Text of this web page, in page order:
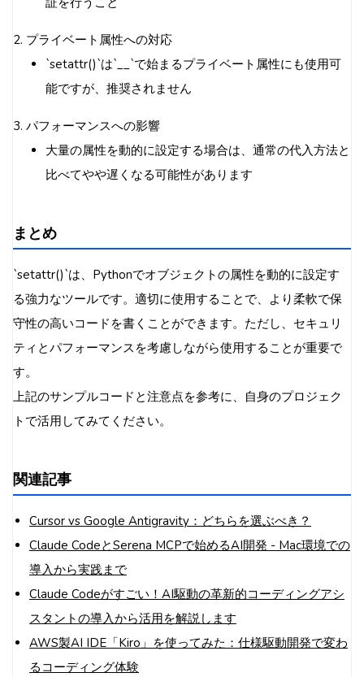
2. プライベート属性への対応
`setattr()`は`__`で始まるプライベート属性にも使用可
能ですが、推奨されません
3. パフォーマンスへの影響
大量の属性を動的に設定する場合は、通常の代入方法と
比べてやや遅くなる可能性があります
まとめ
`setattr()`は、Pythonでオブジェクトの属性を動的に設定す
る強力なツールです。適切に使用することで、より柔軟で保
守性の高いコードを書くことができます。ただし、セキュリ
ティとパフォーマンスを考慮しながら使用することが重要で
す。
上記のサンプルコードと注意点を参考に、自身のプロジェク
トで活用してみてください。
関連記事
Cursor vs Google Antigravity：どちらを選ぶべき？
Claude CodeとSerena MCPで始めるAI開発 - Mac環境での
導入から実践まで
Claude Codeがすごい！AI駆動の革新的コーディングアシ
スタントの導入から活用を解説します
AWS製AI IDE「Kiro」を使ってみた：仕様駆動開発で変わ
るコーディング体験